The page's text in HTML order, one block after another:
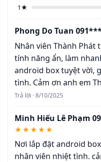
1★
Phong Do Tuan
Nhân viên Thành Phát
tính năng ẩn, làm
android box tuyệt vời,
tình. Cảm ơn anh em
Trả lời · 8/10/2025
Minh Hiếu Lê Phạm
★★★★★
Nơi lắp đặt android
nhân viên nhiệt tình.